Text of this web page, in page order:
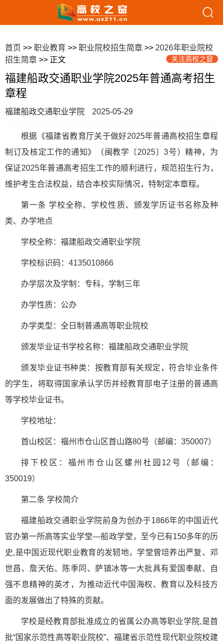
首页 >> 职业教育 >> 职业院校招生简章 >> 2026年职业院校
招生简章 >> 正文 关注高校之窗
福建船政交通职业学院2025年普通高考招生
章程
福建船政交通职业学院 2025-05-29
根据《福建省教育厅关于做好2025年普通高校招生章程
制订及核定工作的通知》（闽教学〔2025〕3号）精神，为
保证2025年普通高考招生工作的顺利进行，规范招生行为，
维护考生合法权益，结合本校实际情况，特制定本章程。
第一条 学校全称、学校性质、颁发学历证书名称及种
类、办学地点
学校全称：福建船政交通职业学院
学校标识码：4135010866
办学层次及学制：专科，学制三年
办学性质：公办
办学类型：全日制普通高等职业院校
颁发毕业证书学校名称：福建船政交通职业学院
颁发毕业证书种类：按教育部有关规定，符合毕业条件
的学生，将取得国家承认学历并经教育部电子注册的普通高
等学校毕业证书。
学校地址：
首山校区：福州市仓山区首山路80号（邮编：350007）
排下校区：福州市仓山区螺州杜园12号（邮编：
350019）
第二条 学校简介
福建船政交通职业学院前身为创办于1866年的中国近代
官办第一所高等实业学堂—船政学堂，至今已有150多年的历
史,是中国近现代职业教育的发轫地，学堂曾培养出严复、邓
世昌、詹天佑、陈季同、萨镇冰等一大批具有爱国奉献、自
强不息精神的英才，为推动近代中国海权、教育以及科技方
面的发展做出了特殊的贡献。
学校是经教育部批准成立的省属公办高等职业学院,是首
批“国家示范性高等职业院校”、福建省示范性现代职业院校建